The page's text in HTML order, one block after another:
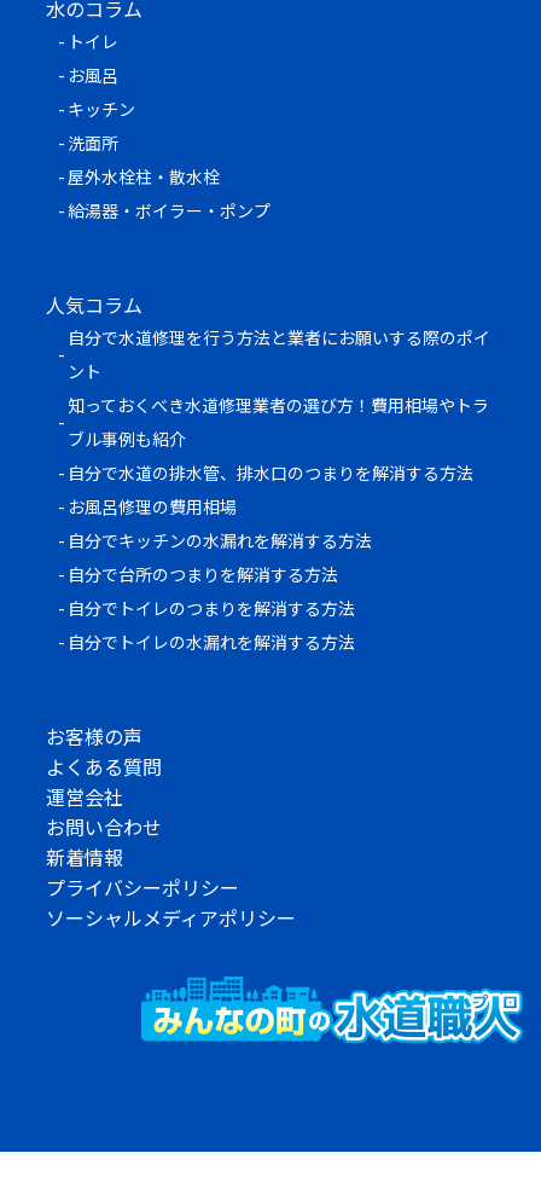
水のコラム
トイレ
お風呂
キッチン
洗面所
屋外水栓柱・散水栓
給湯器・ボイラー・ポンプ
人気コラム
自分で水道修理を行う方法と業者にお願いする際のポイ
ント
知っておくべき水道修理業者の選び方！費用相場やトラ
ブル事例も紹介
自分で水道の排水管、排水口のつまりを解消する方法
お風呂修理の費用相場
自分でキッチンの水漏れを解消する方法
自分で台所のつまりを解消する方法
自分でトイレのつまりを解消する方法
自分でトイレの水漏れを解消する方法
お客様の声
よくある質問
運営会社
お問い合わせ
新着情報
プライバシーポリシー
ソーシャルメディアポリシー